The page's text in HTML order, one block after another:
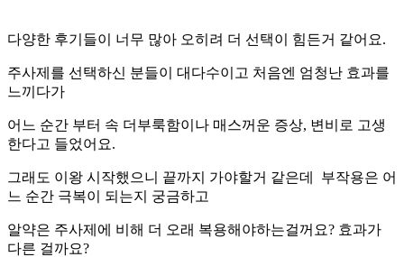
다양한 후기들이 너무 많아 오히려 더 선택이 힘든거 같어요.
주사제를 선택하신 분들이 대다수이고 처음엔 엄청난 효과를
느끼다가
어느 순간 부터 속 더부룩함이나 매스꺼운 증상, 변비로 고생
한다고 들었어요.
그래도 이왕 시작했으니 끝까지 가야할거 같은데 부작용은 어
느 순간 극복이 되는지 궁금하고
알약은 주사제에 비해 더 오래 복용해야하는걸꺼요? 효과가
다른 걸까요?